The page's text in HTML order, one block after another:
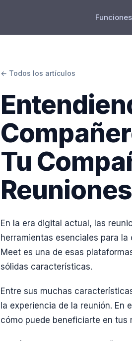
Funciones
← Todos los artículos
Tu
Reuniones
En la era digital actual, las
herramientas esenciales para
Meet es una de esas
sólidas características.
Entre sus muchas
la experiencia de la reunión.
cómo puede beneficiarte en tus